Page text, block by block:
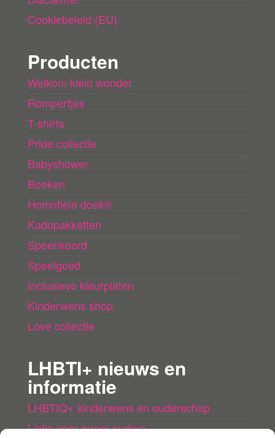
Cookiebeleid (EU)
Producten
Welkom klein wonder
Rompertjes
T-shirts
Pride collectie
Babyshower
Boeken
Homofiele doek®
Kadopakketten
Speenkoord
Speelgoed
Inclusieve kleurplaten
Kinderwens shop
Love collectie
LHBTI+ nieuws en
informatie
LHBTIQ+ kinderwens en ouderschap
Links voor queer ouders